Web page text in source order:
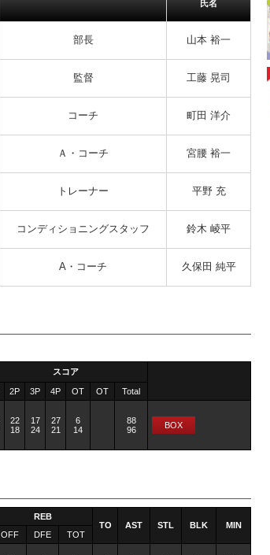
氏名
部長 山本 裕一
監督 工藤 晃司
コーチ 町田 洋介
Ａ・コーチ 宮腰 裕一
トレーナー 平野 充
コンディショニングスタッフ 鈴木 崚平
A・コーチ 久保田 純平
スコア
2P 3P 4P OT OT Total
22
18
17
24
27
21
6
14
88
96
BOX
REB
TO
AST STL BLK
MIN
OFF DFE TOT